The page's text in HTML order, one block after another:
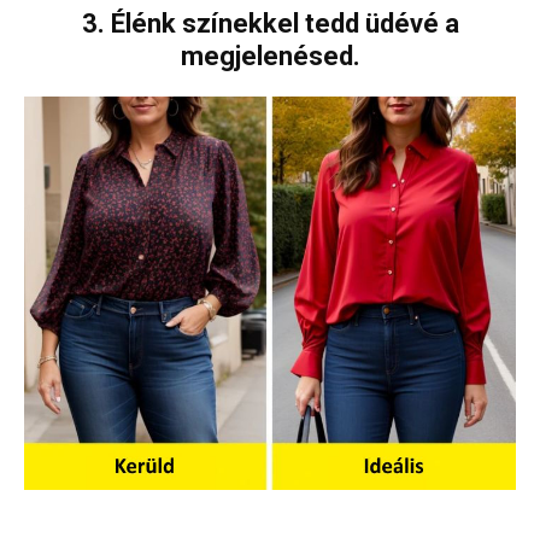
3. Élénk színekkel tedd üdévé a
megjelenésed.